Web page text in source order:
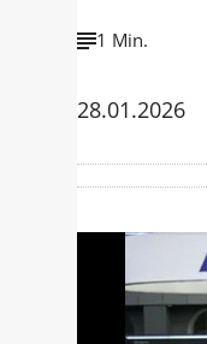
1 Min.
28.01.2026
Mit der
werden